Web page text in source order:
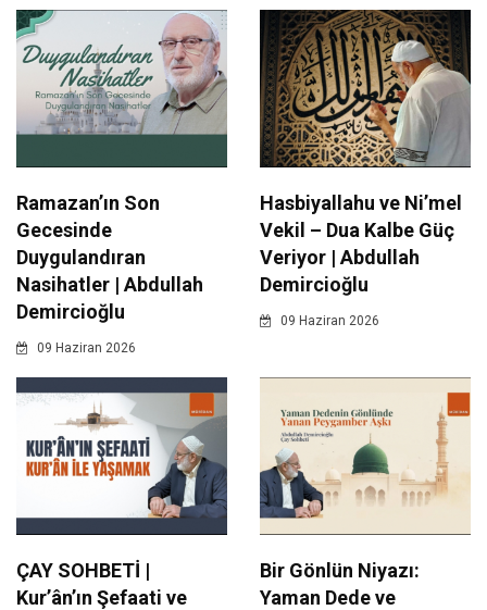
Ramazan’ın Son
Gecesinde
Duygulandıran
Nasihatler | Abdullah
Demircioğlu
09 Haziran 2026
Hasbiyallahu ve Ni’mel
Vekil – Dua Kalbe Güç
Veriyor | Abdullah
Demircioğlu
09 Haziran 2026
ÇAY SOHBETİ |
Kur’ân’ın Şefaati ve
Bir Gönlün Niyazı:
Yaman Dede ve